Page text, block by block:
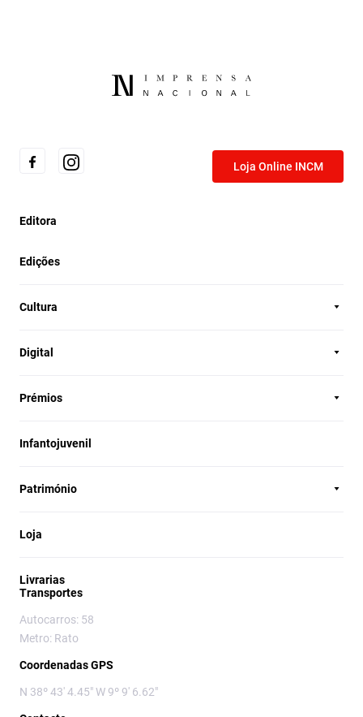
Loja Online INCM
Editora
Edições
Cultura
Digital
Prémios
Infantojuvenil
Património
Loja
Livrarias
Transportes
Autocarros: 58
Metro: Rato
Coordenadas GPS
N 38º 43' 4.45" W 9º 9' 6.62"